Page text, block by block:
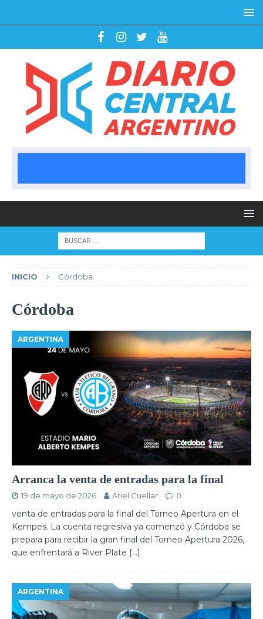
INICIO Córdoba
Córdoba
ARGENTINA
Arranca la venta de entradas para la final
19 de mayo de 2026 Ariel Cuellar 0
venta de entradas para la final del Torneo Apertura en el
Kempes. La cuenta regresiva ya comenzó y Córdoba se
prepara para recibir la gran final del Torneo Apertura 2026,
que enfrentará a River Plate […]
ARGENTINA